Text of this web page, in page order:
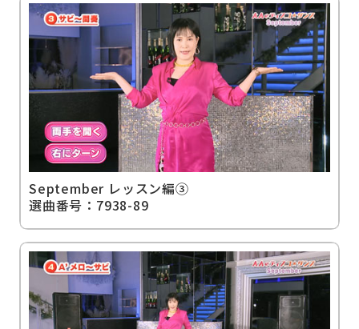
September レッスン編③
選曲番号：7938-89